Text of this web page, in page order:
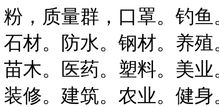
粉，质量群，口罩。钓
石材。防水。钢材。养
苗木。医药。塑料。美
装修。建筑。农业。健